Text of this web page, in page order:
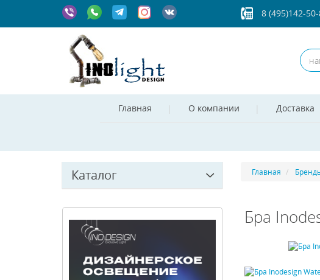
8 (495)142-
Главная О компании Доставка
Каталог Главная
Бра